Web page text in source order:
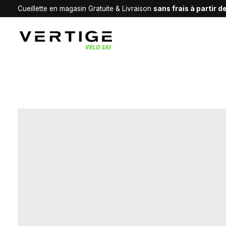
Cueillette en magasin Gratuite & Livraison sans frais à partir